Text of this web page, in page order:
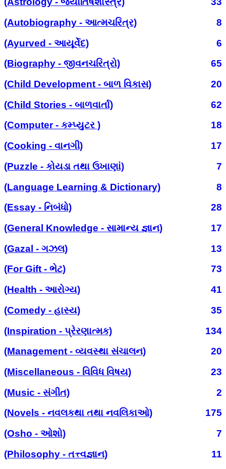
(Autobiography - આત્મચરિત્ર)
8
(Ayurved - આયૂર્વેદ)
6
(Biography - જીવનચરિત્રો)
65
(Child Development - બાળ વિકાસ)
20
(Child Stories - બાળવાર્તા)
62
(Computer - કમ્પ્યુટર )
18
(Cooking - વાનગી)
17
(Puzzle - કોયડા તથા ઉખાણાં)
7
(Language Learning & Dictionary)
8
(Essay - નિબંધો)
28
(General Knowledge - સામાન્ય જ્ઞાન)
17
(Gazal - ગઝલ)
13
(For Gift - ભેટ)
73
(Health - આરોગ્ય)
41
(Comedy - હાસ્ય)
35
(Inspiration - પ્રેરણાત્મક)
134
(Management - વ્યવસ્થા સંચાલન)
20
(Miscellaneous - વિવિધ વિષય)
23
(Music - સંગીત)
2
(Novels - નવલકથા તથા નવલિકાઓ)
175
(Osho - ઓશો)
7
(Philosophy - તત્ત્વજ્ઞાન)
11